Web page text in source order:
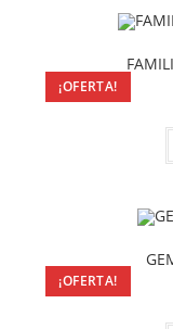
¡OFERTA!
¡OFERTA!